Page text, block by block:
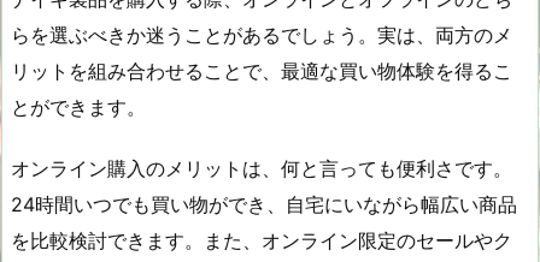
らを選ぶべきか迷うことがあるでしょう。実は、両方のメ
リットを組み合わせることで、最適な買い物体験を得るこ
とができます。
オンライン購入のメリットは、何と言っても便利さです。
24時間いつでも買い物ができ、自宅にいながら幅広い商品
を比較検討できます。また、オンライン限定のセールやク